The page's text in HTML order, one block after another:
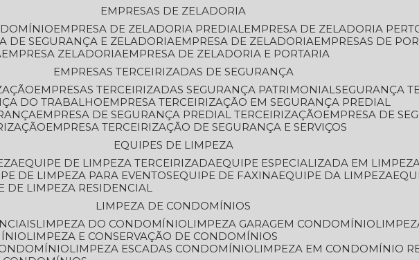
EMPRESAS DE ZELADORIA
EMPRESA DE ZELADORIA PREDIAL
EMPRESA DE ZELADORIA
DE SEGURANÇA E ZELADORIA EMPRESA DE ZELADORIA
EMPRESAS DE
EMPRESA ZELADORIA
EMPRESA DE ZELADORIA E PORTARIA
EMPRESAS TERCEIRIZADAS DE SEGURANÇA
EMPRESAS TERCEIRIZADAS SEGURANÇA PATRIMONIAL SEGURANÇA
DO TRABALHO
EMPRESA TERCEIRIZAÇÃO EM SEGURANÇA PREDIAL
EMPRESA DE SEGURANÇA PREDIAL TERCEIRIZAÇÃO
EMPRESA DE
EMPRESA TERCEIRIZAÇÃO DE SEGURANÇA E SERVIÇOS
EQUIPES DE LIMPEZA
EQUIPE DE LIMPEZA TERCEIRIZADA EQUIPE ESPECIALIZADA EM
DE LIMPEZA PARA EVENTOS EQUIPE DE FAXINA EQUIPE DA LIMPEZA
DE LIMPEZA RESIDENCIAL
LIMPEZA DE CONDOMÍNIOS
LIMPEZA DO CONDOMÍNIO LIMPEZA GARAGEM CONDOMÍNIO
LIMPEZA E CONSERVAÇÃO DE CONDOMÍNIOS
LIMPEZA ESCADAS CONDOMÍNIO
LIMPEZA EM CONDOMÍNIO